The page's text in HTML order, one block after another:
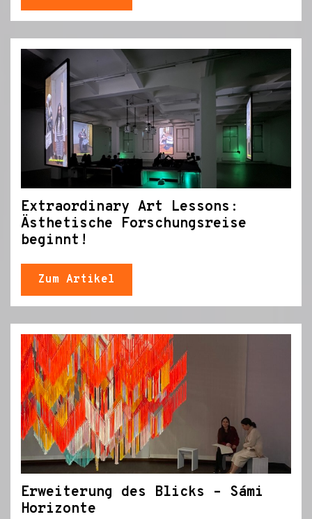
Extraordinary Art Lessons:
Ästhetische Forschungsreise
beginnt!
Zum Artikel
Erweiterung des Blicks – Sámi
Horizonte